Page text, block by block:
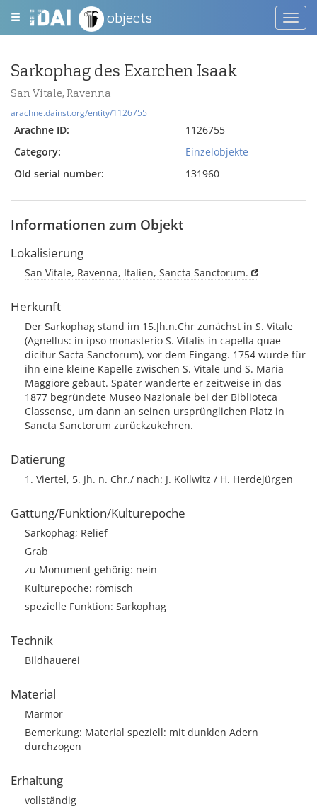
objects
Sarkophag des Exarchen Isaak
San Vitale, Ravenna
arachne.dainst.org/entity/1126755
Arachne ID:
1126755
Category:
Einzelobjekte
Old serial number:
131960
Informationen zum Objekt
Lokalisierung
San Vitale, Ravenna, Italien, Sancta Sanctorum.
Herkunft
Der Sarkophag stand im 15.Jh.n.Chr zunächst in S. Vitale
(Agnellus: in ipso monasterio S. Vitalis in capella quae
dicitur Sacta Sanctorum), vor dem Eingang. 1754 wurde für
ihn eine kleine Kapelle zwischen S. Vitale und S. Maria
Maggiore gebaut. Später wanderte er zeitweise in das
1877 begründete Museo Nazionale bei der Biblioteca
Classense, um dann an seinen ursprünglichen Platz in
Sancta Sanctorum zurückzukehren.
Datierung
1. Viertel, 5. Jh. n. Chr./ nach: J. Kollwitz / H. Herdejürgen
Gattung/Funktion/Kulturepoche
Sarkophag; Relief
Grab
zu Monument gehörig: nein
Kulturepoche: römisch
spezielle Funktion: Sarkophag
Technik
Bildhauerei
Material
Marmor
Bemerkung: Material speziell: mit dunklen Adern
durchzogen
Erhaltung
vollständig